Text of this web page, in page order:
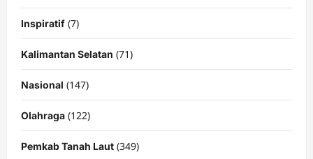
Inspiratif (7)
Kalimantan Selatan (71)
Nasional (147)
Olahraga (122)
Pemkab Tanah Laut (349)